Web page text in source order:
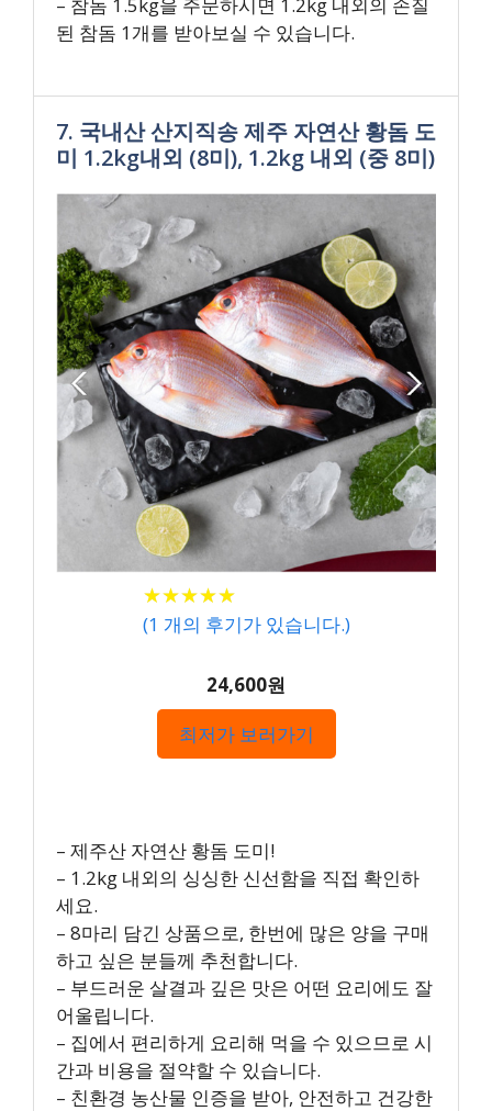
된 참돔 1개를 받아보실 수 있습니다.
7. 국내산 산지직송 제주 자연산 황돔 도
미 1.2kg내외 (8미), 1.2kg 내외 (중 8미)
★★★★★
★★★★★
(1 개의 후기가 있습니다.)
24,600원
최저가 보러가기
– 제주산 자연산 황돔 도미!
– 1.2kg 내외의 싱싱한 신선함을 직접 확인하
세요.
– 8마리 담긴 상품으로, 한번에 많은 양을 구매
하고 싶은 분들께 추천합니다.
– 부드러운 살결과 깊은 맛은 어떤 요리에도 잘
어울립니다.
– 집에서 편리하게 요리해 먹을 수 있으므로 시
간과 비용을 절약할 수 있습니다.
– 친환경 농산물 인증을 받아, 안전하고 건강한